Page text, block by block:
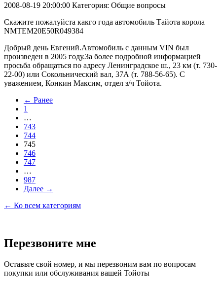
2008-08-19 20:00:00 Категория: Общие вопросы
Скажите пожалуйста какго года автомобиль Тайота корола
NMTEM20E50R049384
Добрый день Евгений.Автомобиль с данным VIN был
произведен в 2005 году.За более подробной информацией
просьба обращаться по адресу Ленинградское ш., 23 км (т. 730-
22-00) или Сокольнический вал, 37А (т. 788-56-65). С
уважением, Конкин Максим, отдел з/ч Тойота.
← Ранее
1
…
743
744
745
746
747
…
987
Далее →
← Ко всем категориям
Перезвоните мне
Оставьте свой номер, и мы перезвоним вам по вопросам
покупки или обслуживания вашей Тойоты